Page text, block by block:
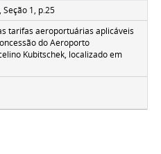
1, p.25
tarifas aeroportuárias aplicáveis
do Aeroporto
Kubitschek, localizado em